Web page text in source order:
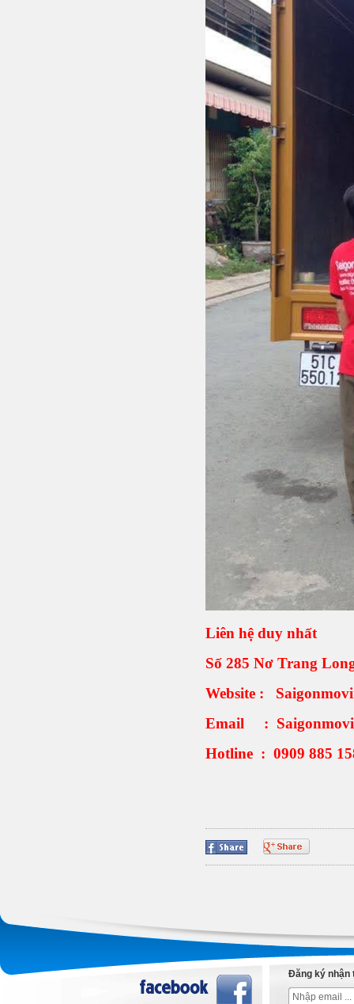
Liên hệ duy nhất
Số 285 Nơ Trang
Website :
Email :
Hotline : 0909 885
Đăng ký nhận